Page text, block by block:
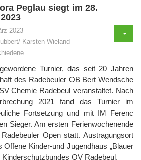
Peglau siegt im 28.
2023
Karsten Wieland
Turnier, das seit 20 Jahren
des Radebeuler OB Bert Wendsche
Chemie Radebeul veranstaltet. Nach
2021 fand das Turnier im
Fortsetzung und mit IM Ferenc
Sieger. Am ersten Ferienwochenende
Open statt. Austragungsort
Kinder-und Jugendhaus „Blauer
OV Radebeul.